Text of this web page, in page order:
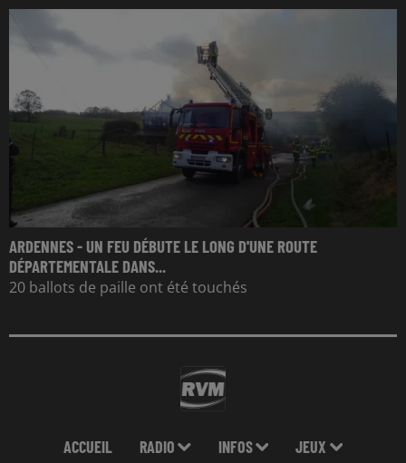
ARDENNES - UN FEU DÉBUTE LE LONG D'UNE ROUTE
DÉPARTEMENTALE DANS...
20 ballots de paille ont été touchés
ACCUEIL RADIO INFOS JEUX